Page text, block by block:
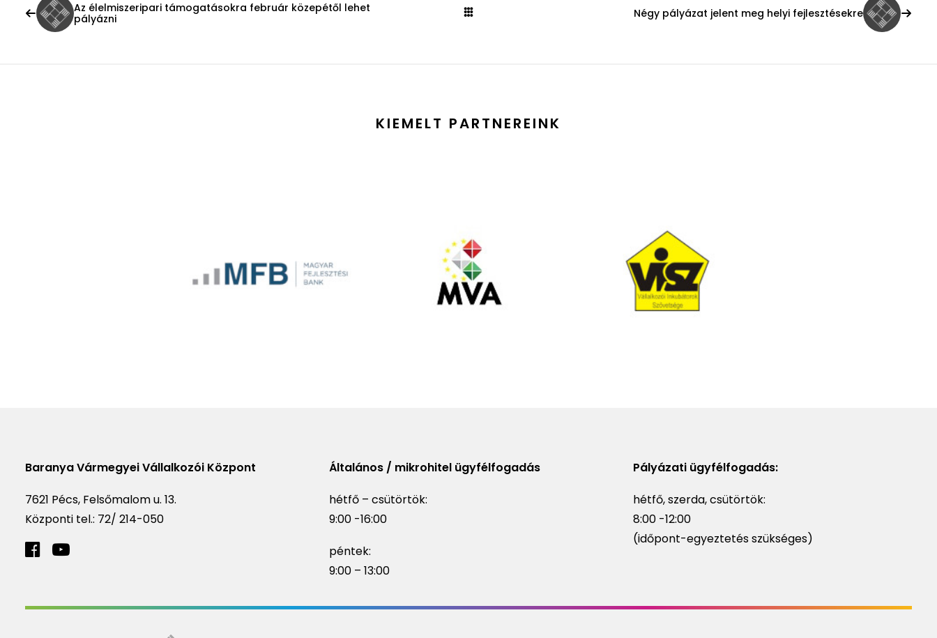
Az élelmiszeripari támogatásokra február közepétől lehet
pályázni
Négy pályázat jelent meg helyi fejlesztésekre
KIEMELT PARTNEREINK
Baranya Vármegyei Vállalkozói Központ
7621 Pécs, Felsőmalom u. 13.
Központi tel.: 72/ 214-050
Általános / mikrohitel ügyfélfogadás
hétfő – csütörtök:
9:00 -16:00
péntek:
9:00 – 13:00
Pályázati ügyfélfogadás:
hétfő, szerda, csütörtök:
8:00 -12:00
(időpont-egyeztetés szükséges)